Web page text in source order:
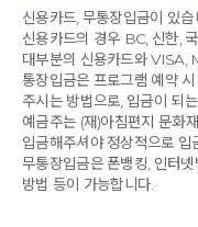
것이 떠올랐다. 아이에게
‘ 가장 친한 친구는 누구니
‘너무 많은데…’
‘그 중에서 이 친구는 정
있니?’
‘응, 두명 있어.’
‘왜 그 친구들이 너에게
‘한 친구는 속에 있는 말
친하고, 또 한 친구는 내
신용카드, 무통장입금이 있습
신용카드의 경우 BC, 신한,
대부분의 신용카드와 VISA,
통장입금은 프로그램 예약
주시는 방법으로, 입금이 되
예금주는 (재)아침편지 문화
입금해주셔야 정상적으로 입
무통장입금은 폰뱅킹, 인터
방법 등이 가능합니다.